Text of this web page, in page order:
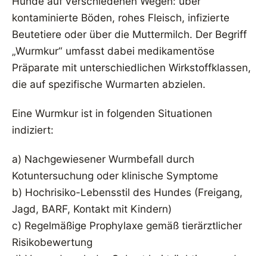
kontaminierte Böden, rohes Fleisch, infizierte
Beutetiere oder über die Muttermilch. Der Begriff
„Wurmkur“ umfasst dabei medikamentöse
Präparate mit unterschiedlichen Wirkstoffklassen,
die auf spezifische Wurmarten abzielen.
Eine Wurmkur ist in folgenden Situationen
indiziert:
a) Nachgewiesener Wurmbefall durch
Kotuntersuchung oder klinische Symptome
b) Hochrisiko-Lebensstil des Hundes (Freigang,
Jagd, BARF, Kontakt mit Kindern)
c) Regelmäßige Prophylaxe gemäß tierärztlicher
Risikobewertung